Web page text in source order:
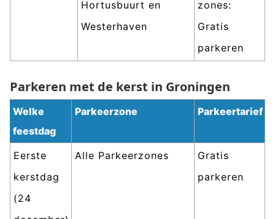
Hortusbuurt en
Westerhaven
zones:
Gratis
parkeren
Parkeren met de kerst in Groningen
Welke
feestdag
Parkeerzone Parkeertarief
Eerste
kerstdag
(24
Alle Parkeerzones
Gratis
parkeren